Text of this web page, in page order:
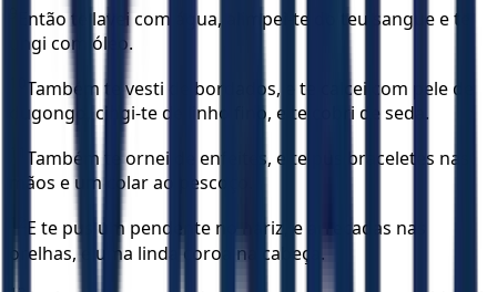
Então te lavei com água, alimpei-te do teu sangue e te
ungi com óleo.
Também te vesti de bordados, e te calcei com pele de
dugongo, cingi-te de linho fino, e te cobri de seda.
Também te ornei de enfeites, e te pus braceletes nas
mãos e um colar ao pescoço.
E te pus um pendente no nariz, e arrecadas nas
orelhas, e uma linda coroa na cabeça.